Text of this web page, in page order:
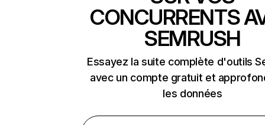
CONCURRENTS
SEMRUSH
Essayez la suite complète d'outils
avec un compte gratuit et
les données